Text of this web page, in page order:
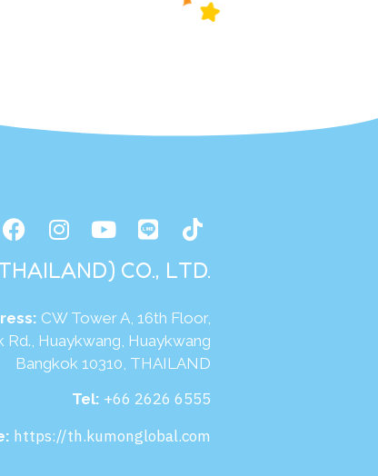
CO., LTD.
CW Tower A, 16th Floor,
Rd., Huaykwang, Huaykwang
Bangkok 10310, THAILAND
Tel: +66 2626 6555
https://th.kumonglobal.com